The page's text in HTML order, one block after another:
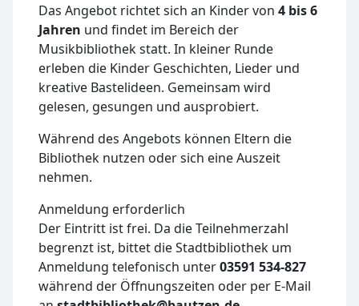
Das Angebot richtet sich an Kinder von 4 bis 6
Jahren und findet im Bereich der
Musikbibliothek statt. In kleiner Runde
erleben die Kinder Geschichten, Lieder und
kreative Bastelideen. Gemeinsam wird
gelesen, gesungen und ausprobiert.
Während des Angebots können Eltern die
Bibliothek nutzen oder sich eine Auszeit
nehmen.
Anmeldung erforderlich
Der Eintritt ist frei. Da die Teilnehmerzahl
begrenzt ist, bittet die Stadtbibliothek um
Anmeldung telefonisch unter03591 534-827
während der Öffnungszeiten oder per E-Mail